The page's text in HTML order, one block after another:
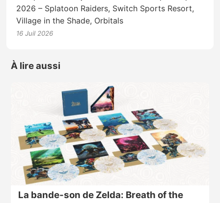
2026 – Splatoon Raiders, Switch Sports Resort,
Village in the Shade, Orbitals
16 Juil 2026
À lire aussi
La bande-son de Zelda: Breath of the